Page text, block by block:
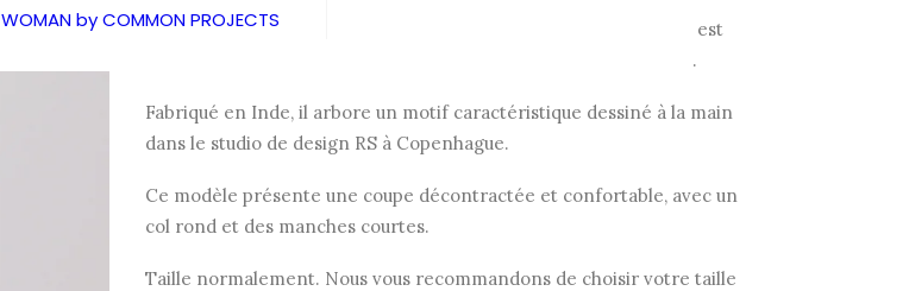
WOMAN by COMMON PROJECTS
initial
était :
79,00€.
actuel
est :
Inspiré des t-shirts de groupes vintage des années 70, ce t-shirt est
confectionné dans un coton doux de qualité, légèrement délavé.
Fabriqué en Inde, il arbore un motif caractéristique dessiné à la main
dans le studio de design RS à Copenhague.
Ce modèle présente une coupe décontractée et confortable, avec un
col rond et des manches courtes.
Taille normalement. Nous vous recommandons de choisir votre taille